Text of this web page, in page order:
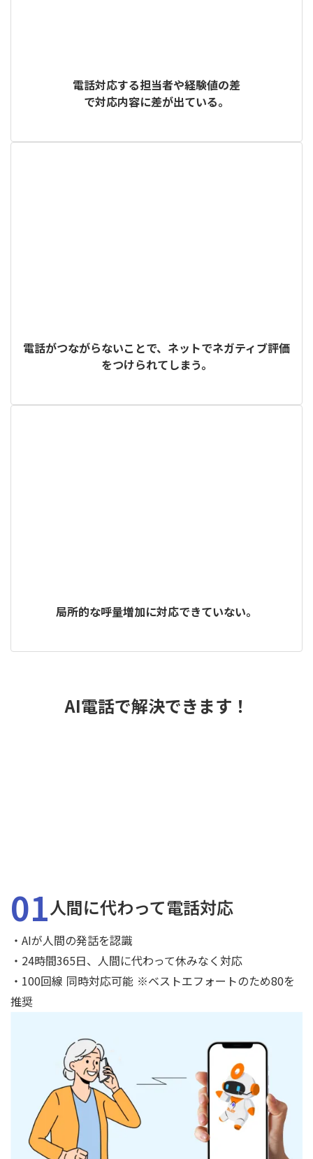
電話対応する担当者や経験値の差
で対応内容に差が出ている。
電話がつながらないことで、ネットでネガティブ評価
をつけられてしまう。
局所的な呼量増加に対応できていない。
AI電話で解決できます！
01人間に代わって電話対応
・AIが人間の発話を認識
・24時間365日、人間に代わって休みなく対応
・100回線 同時対応可能 ※ベストエフォートのため80を
推奨